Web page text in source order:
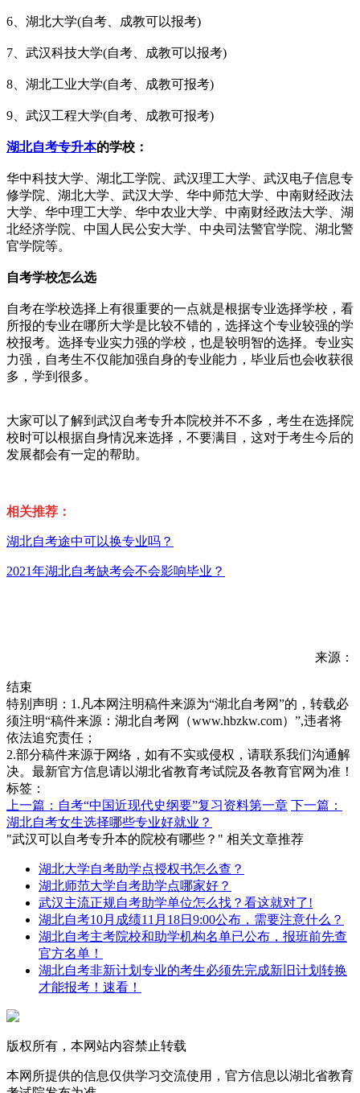
6、湖北大学(自考、成教可以报考)
7、武汉科技大学(自考、成教可以报考)
8、湖北工业大学(自考、成教可报考)
9、武汉工程大学(自考、成教可报考)
湖北自考专升本的学校：
华中科技大学、湖北工学院、武汉理工大学、武汉电子信息专
修学院、湖北大学、武汉大学、华中师范大学、中南财经政法
大学、华中理工大学、华中农业大学、中南财经政法大学、湖
北经济学院、中国人民公安大学、中央司法警官学院、湖北警
官学院等。
自考学校怎么选
自考在学校选择上有很重要的一点就是根据专业选择学校，看
所报的专业在哪所大学是比较不错的，选择这个专业较强的学
校报考。选择专业实力强的学校，也是较明智的选择。专业实
力强，自考生不仅能加强自身的专业能力，毕业后也会收获很
多，学到很多。
大家可以了解到武汉自考专升本院校并不不多，考生在选择院
校时可以根据自身情况来选择，不要满目，这对于考生今后的
发展都会有一定的帮助。
相关推荐：
湖北自考途中可以换专业吗？
2021年湖北自考缺考会不会影响毕业？
来源：
结束
特别声明：1.凡本网注明稿件来源为“湖北自考网”的，转载必
须注明“稿件来源：湖北自考网（www.hbzkw.com）”,违者将
依法追究责任；
2.部分稿件来源于网络，如有不实或侵权，请联系我们沟通解
决。最新官方信息请以湖北省教育考试院及各教育官网为准！
标签：
上一篇：自考“中国近现代史纲要”复习资料第一章 下一篇：
湖北自考女生选择哪些专业好就业？
"武汉可以自考专升本的院校有哪些？" 相关文章推荐
湖北大学自考助学点授权书怎么查？
湖北师范大学自考助学点哪家好？
武汉主流正规自考助学单位怎么找？看这就对了!
湖北自考10月成绩11月18日9:00公布，需要注意什么？
湖北自考主考院校和助学机构名单已公布，报班前先查
官方名单！
湖北自考非新计划专业的考生必须先完成新旧计划转换
才能报考！速看！
版权所有，本网站内容禁止转载
本网所提供的信息仅供学习交流使用，官方信息以湖北省教育